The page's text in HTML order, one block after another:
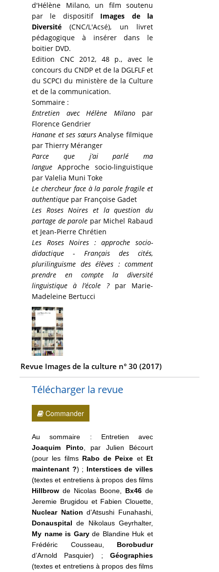
d'Hélène Milano, un film soutenu
par le dispositifImages de la
Diversité (CNC/L'Acsé), un livret
pédagogique à insérer dans le
boitier DVD.
Edition CNC 2012, 48 p., avec le
concours du CNDP et de la DGLFLF et
du SCPCI du ministère de la Culture
et de la communication.
Sommaire :
Entretien avec Hélène Milanopar
Florence Gendrier
Hanane et ses sœursAnalyse filmique
par Thierry Méranger
Parce que j’ai parlé ma
langue Approche socio-linguistique
par Valelia Muni Toke
Le chercheur face à la parole fragile et
authentique par Françoise Gadet
Les Roses Noires et la question du
partage de parole par Michel Rabaud
et Jean-Pierre Chrétien
Les Roses Noires : approche socio-
didactique - Français des cités,
plurilinguisme des élèves : comment
prendre en compte la diversité
linguistique à l’école ?par Marie-
Madeleine Bertucci
Revue Images de la culture n° 30 (2017)
Télécharger la revue
Commander
Au sommaire : Entretien avec
Joaquim Pinto , par Julien Bécourt
(pour les films Rabo de Peixe et Et
maintenant ?) ; Interstices de villes
(textes et entretiens à propos des films
Hillbrow de Nicolas Boone, Bx46 de
Jeremie Brugidou et Fabien Clouette,
Nuclear Nation d’Atsushi Funahashi,
Donauspital de Nikolaus Geyrhalter,
My name is Garyde Blandine Huk et
Frédéric Cousseau, Borobudur
d’Arnold Pasquier) ;Géographies
(textes et entretiens à propos des films